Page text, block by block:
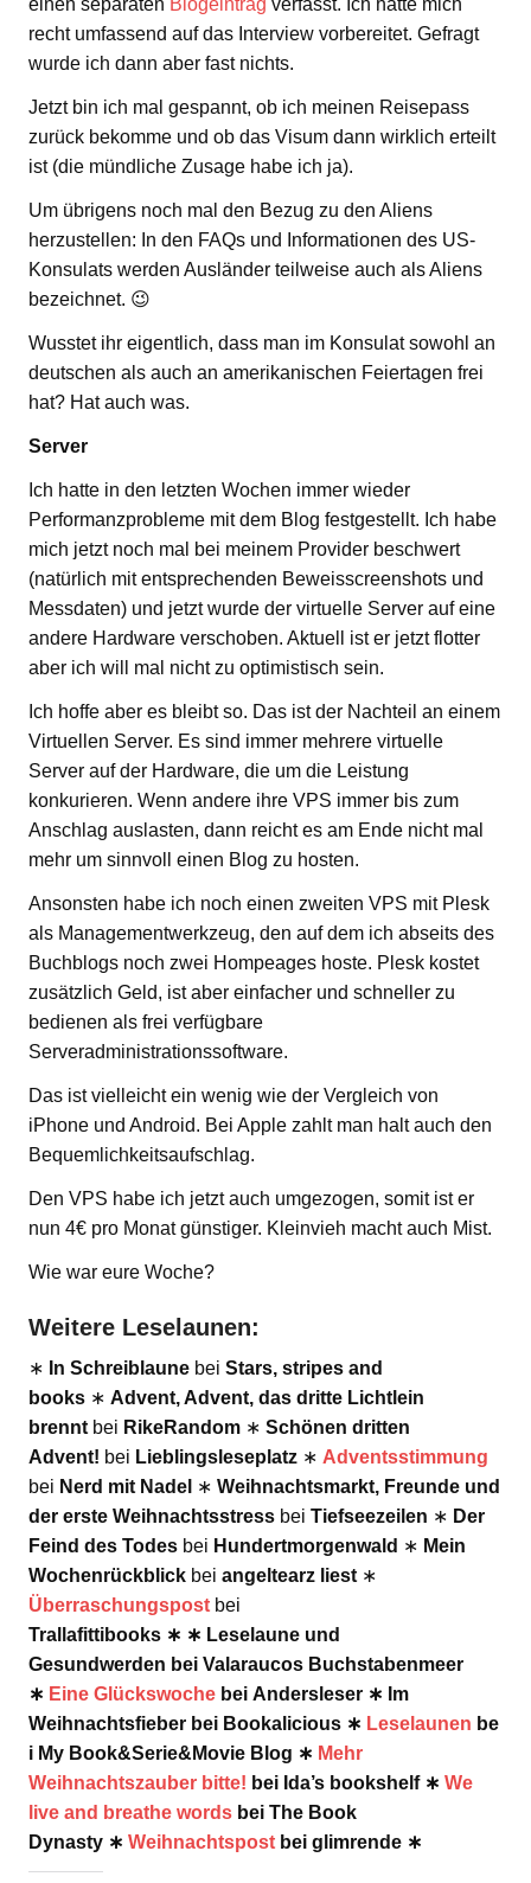
einen separaten Blogeintrag verfasst. Ich hatte mich
recht umfassend auf das Interview vorbereitet. Gefragt
wurde ich dann aber fast nichts.
Jetzt bin ich mal gespannt, ob ich meinen Reisepass
zurück bekomme und ob das Visum dann wirklich erteilt
ist (die mündliche Zusage habe ich ja).
Um übrigens noch mal den Bezug zu den Aliens
herzustellen: In den FAQs und Informationen des US-
Konsulats werden Ausländer teilweise auch als Aliens
bezeichnet. 😉
Wusstet ihr eigentlich, dass man im Konsulat sowohl an
deutschen als auch an amerikanischen Feiertagen frei
hat? Hat auch was.
Server
Ich hatte in den letzten Wochen immer wieder
Performanzprobleme mit dem Blog festgestellt. Ich habe
mich jetzt noch mal bei meinem Provider beschwert
(natürlich mit entsprechenden Beweisscreenshots und
Messdaten) und jetzt wurde der virtuelle Server auf eine
andere Hardware verschoben. Aktuell ist er jetzt flotter
aber ich will mal nicht zu optimistisch sein.
Ich hoffe aber es bleibt so. Das ist der Nachteil an einem
Virtuellen Server. Es sind immer mehrere virtuelle
Server auf der Hardware, die um die Leistung
konkurieren. Wenn andere ihre VPS immer bis zum
Anschlag auslasten, dann reicht es am Ende nicht mal
mehr um sinnvoll einen Blog zu hosten.
Ansonsten habe ich noch einen zweiten VPS mit Plesk
als Managementwerkzeug, den auf dem ich abseits des
Buchblogs noch zwei Hompeages hoste. Plesk kostet
zusätzlich Geld, ist aber einfacher und schneller zu
bedienen als frei verfügbare
Serveradministrationssoftware.
Das ist vielleicht ein wenig wie der Vergleich von
iPhone und Android. Bei Apple zahlt man halt auch den
Bequemlichkeitsaufschlag.
Den VPS habe ich jetzt auch umgezogen, somit ist er
nun 4€ pro Monat günstiger. Kleinvieh macht auch Mist.
Wie war eure Woche?
Weitere Leselaunen:
∗ In Schreiblaune bei Stars, stripes and
books ∗ Advent, Advent, das dritte Lichtlein
brennt bei RikeRandom ∗ Schönen dritten
Advent! bei Lieblingsleseplatz ∗ Adventsstimmung
bei Nerd mit Nadel ∗ Weihnachtsmarkt, Freunde und
der erste Weihnachtsstress bei Tiefseezeilen ∗ Der
Feind des Todes bei Hundertmorgenwald ∗ Mein
Wochenrückblick bei angeltearz liest ∗
Überraschungspost bei
Trallafittibooks ∗ ∗ Leselaune und
Gesundwerden bei Valaraucos Buchstabenmeer
∗ Eine Glückswoche bei Andersleser ∗ Im
Weihnachtsfieber bei Bookalicious ∗ Leselaunen be
i My Book&Serie&Movie Blog ∗ Mehr
Weihnachtszauber bitte! bei Ida’s bookshelf ∗ We
live and breathe words bei The Book
Dynasty ∗ Weihnachtspost bei glimrende ∗